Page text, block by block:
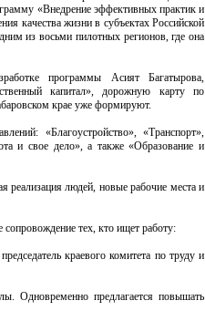
«Внедрение эффективных практик и
качества жизни в субъектах Российской
из восьми пилотных регионов, где она
программы Асият Багатырова,
капитал», дорожную карту по
крае уже формируют.
«Благоустройство», «Транспорт»,
и свое дело», а также «Образование и
реализация людей, новые рабочие места и
сопровождение тех, кто ищет работу:
краевого комитета по труду и
Одновременно предлагается повышать